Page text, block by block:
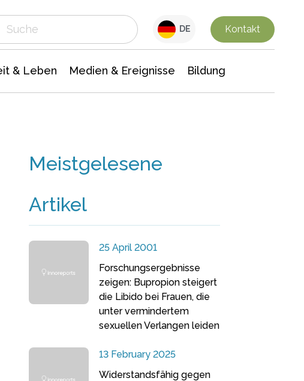
DE Kontakt
& Leben Medien & Ereignisse Bildung
Meistgelesene
Artikel
25 April 2001
Forschungsergebnisse
zeigen: Bupropion steigert
die Libido bei Frauen, die
unter vermindertem
sexuellen Verlangen leiden
13 February 2025
Widerstandsfähig gegen